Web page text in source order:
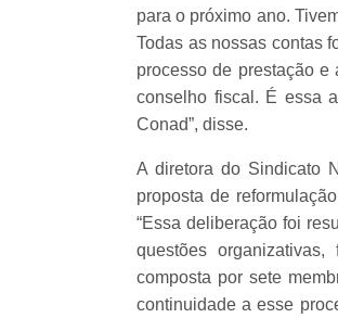
para o próximo ano.
Todas as nossas contas
processo de prestação
conselho fiscal. É essa
Conad”, disse.
A diretora do Sindicato
proposta de
“Essa deliberação foi
questões
composta por sete
continuidade a esse